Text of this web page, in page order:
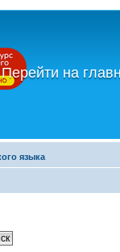
на
языка